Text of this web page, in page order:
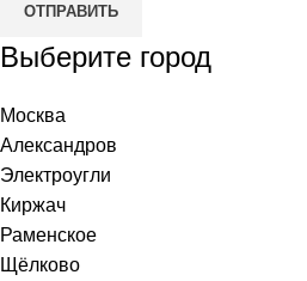
ОТПРАВИТЬ
Выберите город
Москва
Александров
Электроугли
Киржач
Раменское
Щёлково